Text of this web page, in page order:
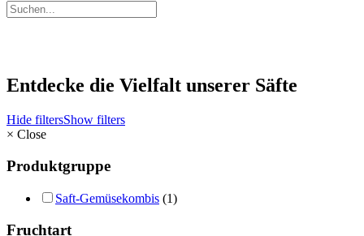
Entdecke die Vielfalt unserer Säfte
Hide filtersShow filters
× Close
Produktgruppe
Saft-Gemüsekombis (1)
Fruchtart